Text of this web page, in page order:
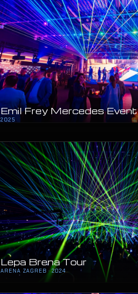
Emil Frey Mercedes Event
2025
Lepa Brena Tour
ARENA ZAGREB · 2024